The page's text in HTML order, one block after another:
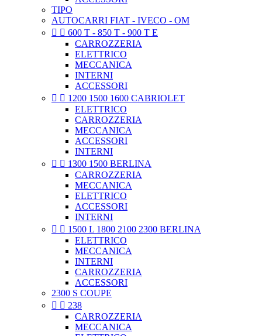
TIPO
AUTOCARRI FIAT - IVECO - OM
  600 T - 850 T - 900 T E
CARROZZERIA
ELETTRICO
MECCANICA
INTERNI
ACCESSORI
  1200 1500 1600 CABRIOLET
ELETTRICO
CARROZZERIA
MECCANICA
ACCESSORI
INTERNI
  1300 1500 BERLINA
CARROZZERIA
MECCANICA
ELETTRICO
ACCESSORI
INTERNI
  1500 L 1800 2100 2300 BERLINA
ELETTRICO
MECCANICA
INTERNI
CARROZZERIA
ACCESSORI
2300 S COUPE
  238
CARROZZERIA
MECCANICA